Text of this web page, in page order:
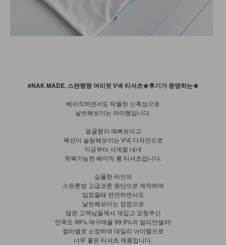
#NAK MADE. 스판짱짱 여리핏 V넥 티셔츠★후기가 증명하는★
베이직하면서도 탁월한 신축성으로
날씬해보이는 아이템입니다.
얼굴형이 예뻐보이고
목선이 슬림해보이는 V넥 디자인으로
지금부터 사계절 내내
착복가능한 베이직 롱 티셔츠입니다.
심플한 라인의
스판혼방 고급코튼 원단으로 제작하여
입었을때 편안하면서도
날씬해보이는 장점으로
많은 고객님들께서 재입고 요청주신
만족도 99% 재구매율 99.9%의 밀리언셀러!
컬러별로 소장하여 데일리 아이템으로
너무 좋은 티셔츠 제품입니다.